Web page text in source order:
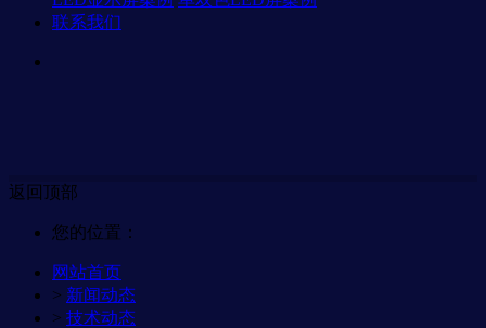
联系我们
返回顶部
您的位置：
网站首页
> 新闻动态
> 技术动态